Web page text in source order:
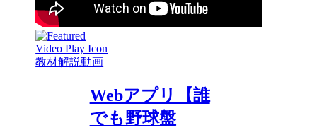
教材解説動画
Webアプリ【誰
でも野球盤